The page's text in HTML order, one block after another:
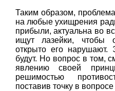
Таким образом,
на любые ухищрения
прибыли, актуальна во
ищут лазейки, чтобы
открыто его нарушают.
будут. Но вопрос в том,
явлению своей
решимостью
поставив точку в